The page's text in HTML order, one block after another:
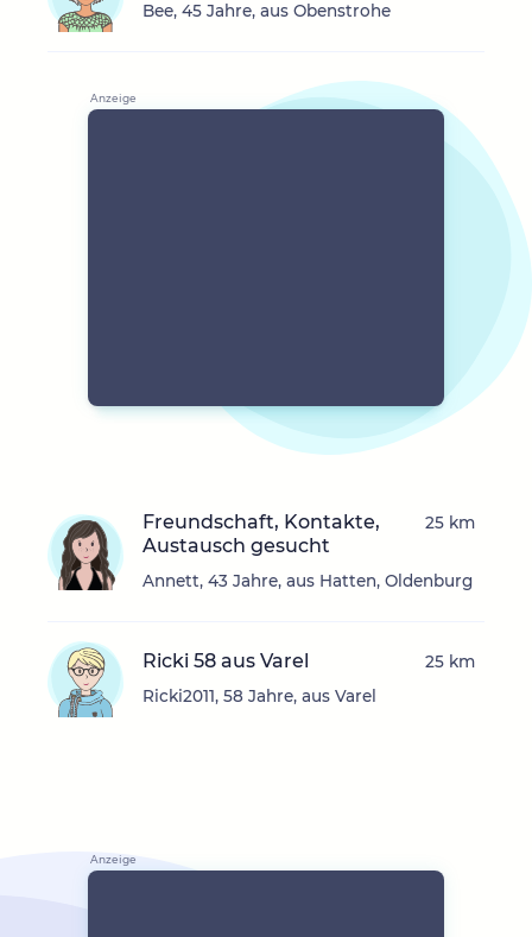
Bee, 45 Jahre, aus Obenstrohe
Freundschaft, Kontakte,
Austausch gesucht
Annett, 43 Jahre, aus Hatten, Oldenburg
25 km
Ricki 58 aus Varel
Ricki2011, 58 Jahre, aus Varel
25 km